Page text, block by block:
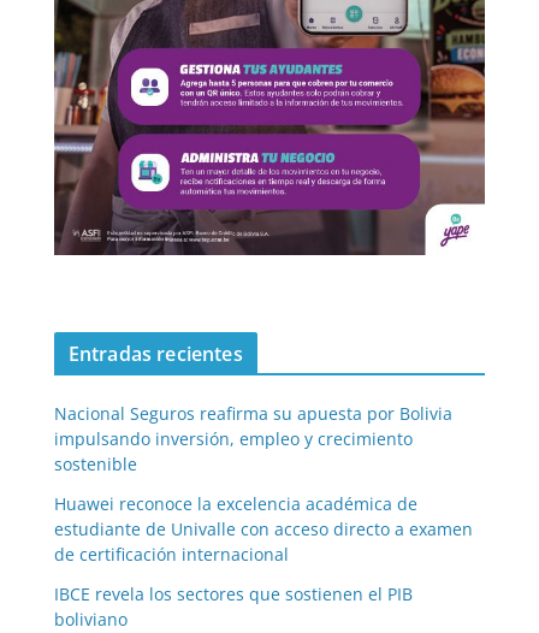
Entradas recientes
Nacional Seguros reafirma su apuesta por Bolivia
impulsando inversión, empleo y crecimiento
sostenible
Huawei reconoce la excelencia académica de
estudiante de Univalle con acceso directo a examen
de certificación internacional
IBCE revela los sectores que sostienen el PIB
boliviano